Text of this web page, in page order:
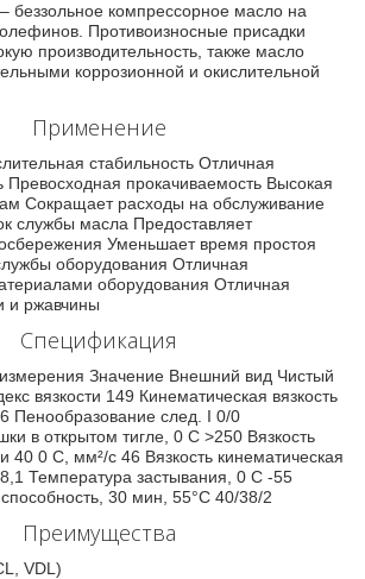
беззольное компрессорное масло на
Противоизносные присадки
производительность, также масло
коррозионной и окислительной
Применение
стабильность Отличная
Превосходная прокачиваемость Высокая
Сокращает расходы на обслуживание
службы масла Предоставляет
Уменьшает время простоя
оборудования Отличная
оборудования Отличная
и ржавчины
Спецификация
Значение Внешний вид Чистый
вязкости 149 Кинематическая вязкость
Пенообразование след. I 0/0
в открытом тигле, 0 C >250 Вязкость
40 0 C, мм²/с 46 Вязкость кинематическая
Температура застывания, 0 C -55
30 мин, 55°С 40/38/2
Преимущества
VDL)